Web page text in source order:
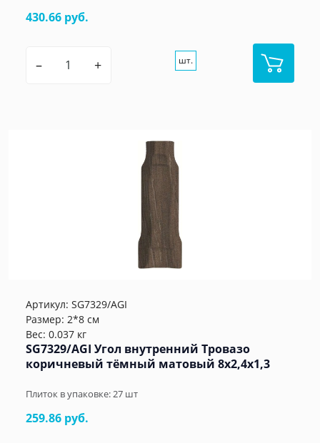
430.66 руб.
– + шт.
Артикул: SG7329/AGI
Размер: 2*8 см
Вес: 0.037 кг
SG7329/AGI Угол внутренний Тровазо
коричневый тёмный матовый 8x2,4x1,3
Плиток в упаковке:27 шт
259.86 руб.